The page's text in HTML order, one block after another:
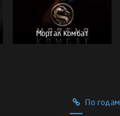
Мортал Комбат
По годам